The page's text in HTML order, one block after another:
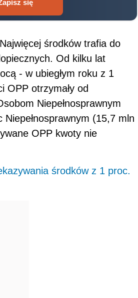
się
środków trafia do
Od kilku lat
- w ubiegłym roku z 1
OPP otrzymały od
Niepełnosprawnym
Niepełnosprawnym (15,7 mln
OPP kwoty nie
środków z 1 proc.